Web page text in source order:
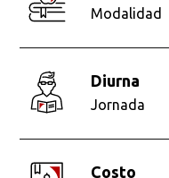
Modalidad
diurna
Jornada
Costo